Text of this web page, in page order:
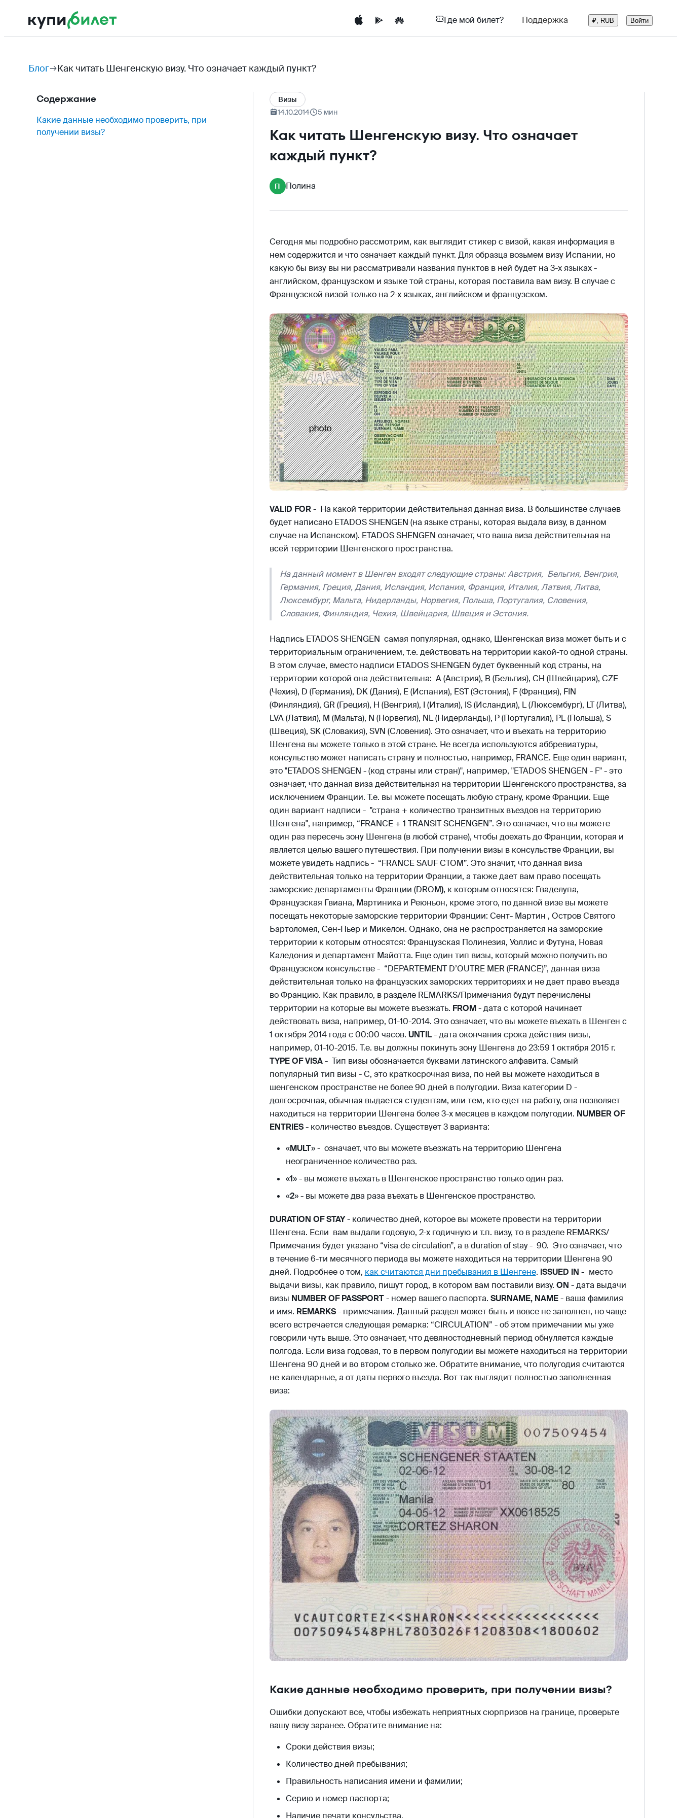
Где мой билет? Поддержка ₽, RUB Войти
Блог Как читать Шенгенскую визу. Что означает каждый пункт?
Содержание
Какие данные необходимо проверить, при
получении визы?
Визы
14.10.2014
5 мин
Как читать Шенгенскую визу. Что означает
каждый пункт?
П Полина
Сегодня мы подробно рассмотрим, как выглядит стикер с визой, какая информация в
нем содержится и что означает каждый пункт. Для образца возьмем визу Испании, но
какую бы визу вы ни рассматривали названия пунктов в ней будет на 3-х языках -
английском, французском и языке той страны, которая поставила вам визу. В случае с
Французской визой только на 2-х языках, английском и французском.
VALID FOR- На какой территории действительная данная виза. В большинстве случаев
будет написано ETADOS SHENGEN (на языке страны, которая выдала визу, в данном
случае на Испанском). ETADOS SHENGEN означает, что ваша виза действительная на
всей территории Шенгенского пространства.
На данный момент в Шенген входят следующие страны: Австрия, Бельгия, Венгрия,
Германия, Греция, Дания, Исландия, Испания, Франция, Италия, Латвия, Литва,
Люксембург, Мальта, Нидерланды, Норвегия, Польша, Португалия, Словения,
Словакия, Финляндия, Чехия, Швейцария, Швеция и Эстония.
Надпись ETADOS SHENGEN самая популярная, однако, Шенгенская виза может быть и с
территориальным ограничением, т.е. действовать на территории какой-то одной страны.
В этом случае, вместо надписи ETADOS SHENGEN будет буквенный код страны, на
территории которой она действительна: A (Австрия), B (Бельгия), CH (Швейцария), CZE
(Чехия), D (Германия), DK (Дания), E (Испания), EST (Эстония), F (Франция), FIN
(Финляндия), GR (Греция), H (Венгрия), I (Италия), IS (Исландия), L (Люксембург), LT (Литва),
LVA (Латвия), M (Мальта), N (Норвегия), NL (Нидерланды), P (Португалия), PL (Польша), S
(Швеция), SK (Словакия), SVN (Словения). Это означает, что и въехать на территорию
Шенгена вы можете только в этой стране. Не всегда используются аббревиатуры,
консульство может написать страну и полностью, например, FRANCE. Еще один вариант,
это "ETADOS SHENGEN - (код страны или стран)", например, "ETADOS SHENGEN - F" - это
означает, что данная виза действительная на территории Шенгенского пространства, за
исключением Франции. Т.е. вы можете посещать любую страну, кроме Франции. Еще
один вариант надписи - "страна + количество транзитных въездов на территорию
Шенгена", например, “FRANCE + 1 TRANSIT SCHENGEN”. Это означает, что вы можете
один раз пересечь зону Шенгена (в любой стране), чтобы доехать до Франции, которая и
является целью вашего путешествия. При получении визы в консульстве Франции, вы
можете увидеть надпись - “FRANCE SAUF CTOM”. Это значит, что данная виза
действительная только на территории Франции, а также дает вам право посещать
заморские департаменты Франции (DROM), к которым относятся: Гваделупа,
Французская Гвиана, Мартиника и Реюньон, кроме этого, по данной визе вы можете
посещать некоторые заморские территории Франции: Сент- Мартин , Остров Святого
Бартоломея, Сен-Пьер и Микелон. Однако, она не распространяется на заморские
территории к которым относятся: Французская Полинезия, Уоллис и Футуна, Новая
Каледония и департамент Майотта. Еще один тип визы, который можно получить во
Французском консульстве - “DEPARTEMENT D’OUTRE MER (FRANCE)”, данная виза
действительная только на французских заморских территориях и не дает право въезда
во Францию. Как правило, в разделе REMARKS/Примечания будут перечислены
территории на которые вы можете въезжать. FROM- дата с которой начинает
действовать виза, например, 01-10-2014. Это означает, что вы можете въехать в Шенген с
1 октября 2014 года с 00:00 часов. UNTIL- дата окончания срока действия визы,
например, 01-10-2015. Т.е. вы должны покинуть зону Шенгена до 23:59 1 октября 2015 г.
TYPE OF VISA- Тип визы обозначается буквами латинского алфавита. Самый
популярный тип визы - C, это краткосрочная виза, по ней вы можете находиться в
шенгенском пространстве не более 90 дней в полугодии. Виза категории D -
долгосрочная, обычная выдается студентам, или тем, кто едет на работу, она позволяет
находиться на территории Шенгена более 3-х месяцев в каждом полугодии. NUMBER OF
ENTRIES- количество въездов. Существует 3 варианта:
«MULT» - означает, что вы можете въезжать на территорию Шенгена
неограниченное количество раз.
«1» - вы можете въехать в Шенгенское пространство только один раз.
«2» - вы можете два раза въехать в Шенгенское пространство.
DURATION OF STAY- количество дней, которое вы можете провести на территории
Шенгена. Если вам выдали годовую, 2-х годичную и т.п. визу, то в разделе REMARKS/
Примечания будет указано “visa de circulation”, а в duration of stay - 90. Это означает, что
в течение 6-ти месячного периода вы можете находиться на территории Шенгена 90
дней. Подробнее о том, как считаются дни пребывания в Шенгене. ISSUED IN - место
выдачи визы, как правило, пишут город, в котором вам поставили визу. ON - дата выдачи
визы NUMBER OF PASSPORT- номер вашего паспорта. SURNAME, NAME- ваша фамилия
и имя. REMARKS- примечания. Данный раздел может быть и вовсе не заполнен, но чаще
всего встречается следующая ремарка: “CIRCULATION” - об этом примечании мы уже
говорили чуть выше. Это означает, что девяностодневный период обнуляется каждые
полгода. Если виза годовая, то в первом полугодии вы можете находиться на территории
Шенгена 90 дней и во втором столько же. Обратите внимание, что полугодия считаются
не календарные, а от даты первого въезда. Вот так выглядит полностью заполненная
виза:
Какие данные необходимо проверить, при получении визы?
Ошибки допускают все, чтобы избежать неприятных сюрпризов на границе, проверьте
вашу визу заранее. Обратите внимание на:
Сроки действия визы;
Количество дней пребывания;
Правильность написания имени и фамилии;
Серию и номер паспорта;
Наличие печати консульства.